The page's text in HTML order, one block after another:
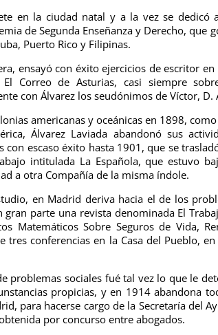
en la ciudad natal y a la vez se dedicó
de Segunda Enseñanza y Derecho, que
Puerto Rico y Filipinas.
ensayó con éxito ejercicios de escritor
Correo de Asturias, casi siempre
con Álvarez los seudónimos de Víctor, D.
americanas y oceánicas en 1898,
Álvarez Laviada abandonó sus
con escaso éxito hasta 1901, que se
intitulada La Española, que estuvo
a otra Compañía de la misma índole.
en Madrid deriva hacia el de los
parte una revista denominada El
Matemáticos Sobre Seguros de Vida,
tres conferencias en la Casa del Pueblo,
problemas sociales fué tal vez lo que le
propicias, y en 1914 abandona
para hacerse cargo de la Secretaría del
por concurso entre abogados.